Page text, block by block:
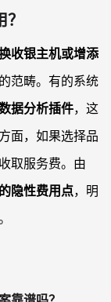
收银主机或增添
范畴。有的系统
据分析插件，这
面，如果选择品
取服务费。由
隐性费用点，明